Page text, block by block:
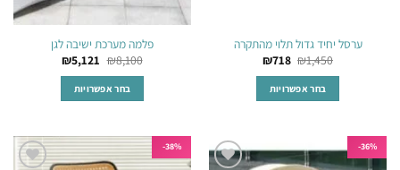
ערסל יחיד גדול תלוי מהתקרה
₪1,450
₪718
בחר אפשרויות
יש
מספר
פלמה מערכת ישיבה לגן
₪8,100
₪5,121
בחר אפשרויות
יש
מספר
36%-
38%-